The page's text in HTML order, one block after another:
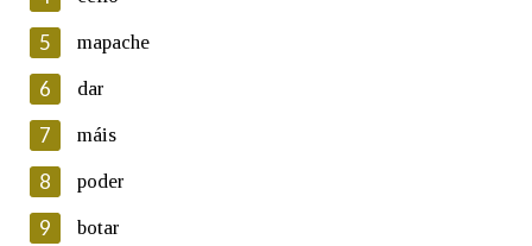
Lin e acepto as condicións da política de
Introduce o código que aparece na imaxe:
5 mapache
6 dar
7 máis
8 poder
9 botar